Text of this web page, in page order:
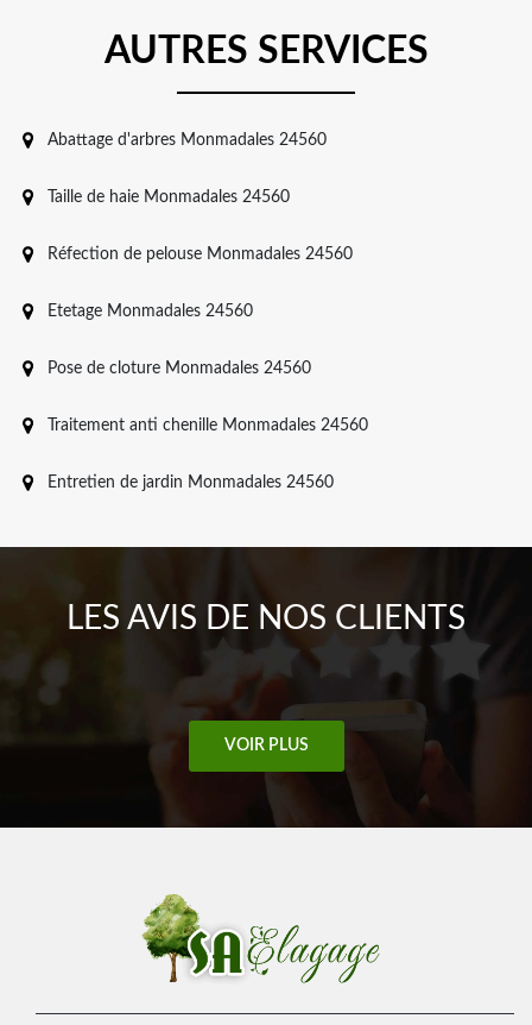
AUTRES SERVICES
Abattage d'arbres Monmadales 24560
Taille de haie Monmadales 24560
Réfection de pelouse Monmadales 24560
Etetage Monmadales 24560
Pose de cloture Monmadales 24560
Traitement anti chenille Monmadales 24560
Entretien de jardin Monmadales 24560
LES AVIS DE NOS CLIENTS
VOIR PLUS